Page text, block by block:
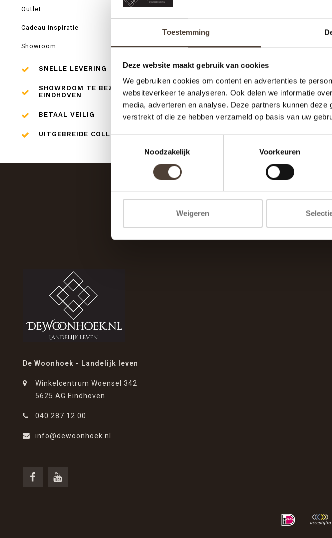
Toestemming
Deze website maakt gebruik van cookies
We gebruiken cookies om content en advertenties te
websiteverkeer te analyseren. Ook delen we informatie
media, adverteren en analyse. Deze partners kunnen
verstrekt of die ze hebben verzameld op basis van uw
Noodzakelijk
Voorkeuren
Weigeren
Outlet
Cadeau inspiratie
Showroom
SNELLE LEVERING
SHOWROOM TE BEZOEKEN IN
EINDHOVEN
BETAAL VEILIG
UITGEBREIDE COLLECTIE
AUTOPARFUM - GOLDEN WHEAT
SCHRIJF JE IN
And stay up to
De Woonhoek - Landelijk leven
Winkelcentrum Woensel 342
5625 AG Eindhoven
040 287 12 00
info@dewoonhoek.nl